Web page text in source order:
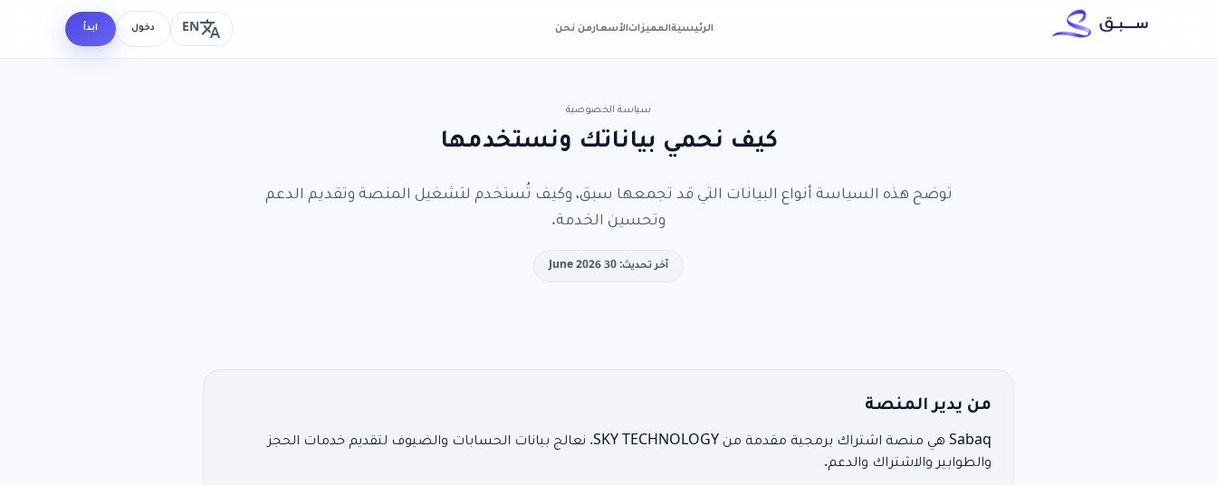
الرئيسيةالمميزاتالأسعارمن نحن translate
EN دخول ابدأ
سياسة الخصوصية
كيف نحمي بياناتك ونستخدمها
توضح هذه السياسة أنواع البيانات التي قد تجمعها سبق، وكيف تُستخدم لتشغيل المنصة وتقديم الدعم
وتحسين الخدمة.
آخر تحديث: 30 June 2026
من يدير المنصة
Sabaq هي منصة اشتراك برمجية مقدمة من SKY TECHNOLOGY. نعالج بيانات الحسابات والضيوف لتقديم خدمات الحجز
والطوابير والاشتراك والدعم.